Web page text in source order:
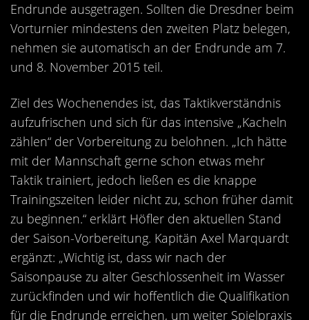
Endrunde ausgetragen. Sollten die Dresdner beim
Vorturnier mindestens den zweiten Platz belegen,
nehmen sie automatisch an der Endrunde am 7.
und 8. November 2015 teil.
Ziel des Wochenendes ist, das Taktikverständnis
aufzufrischen und sich für das intensive „Kacheln
zählen“ der Vorbereitung zu belohnen. „Ich hätte
mit der Mannschaft gerne schon etwas mehr
Taktik trainiert, jedoch ließen es die knappe
Trainingszeiten leider nicht zu, schon früher damit
zu beginnen.“ erklärt Höfler den aktuellen Stand
der Saison-Vorbereitung. Kapitän Axel Marquardt
ergänzt: „Wichtig ist, dass wir nach der
Saisonpause zu alter Geschlossenheit im Wasser
zurückfinden und wir hoffentlich die Qualifikation
für die Endrunde erreichen, um weiter Spielpraxis